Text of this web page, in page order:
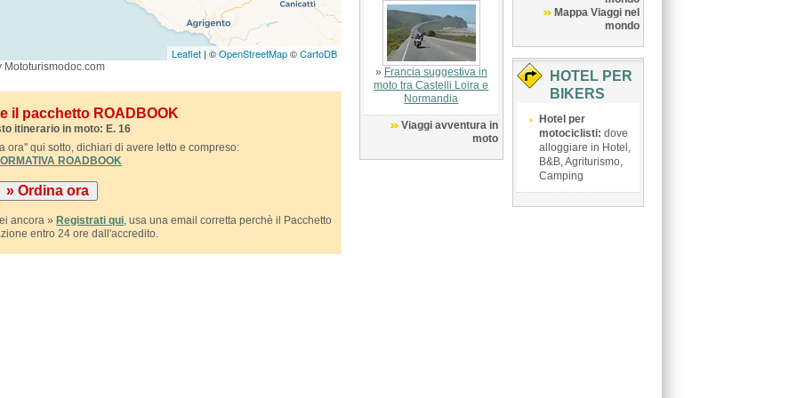
Leaflet| ©OpenStreetMap©CartoDB
Mototurismodoc.com
il pacchetto ROADBOOK
itinerario in moto: E. 16
ora" qui sotto, dichiari di avere letto e compreso:
ROADBOOK
ancora » Registrati qui, usa una email corretta perchè il Pacchetto
entro 24 ore dall'accredito.
» Francia suggestiva in
moto tra Castelli Loira e
Normandia
Viaggi avventura in
moto
Mappa Viaggi nel
mondo
HOTEL PER
BIKERS
Hotel per
motociclisti: dove
alloggiare in Hotel,
B&B, Agriturismo,
Camping